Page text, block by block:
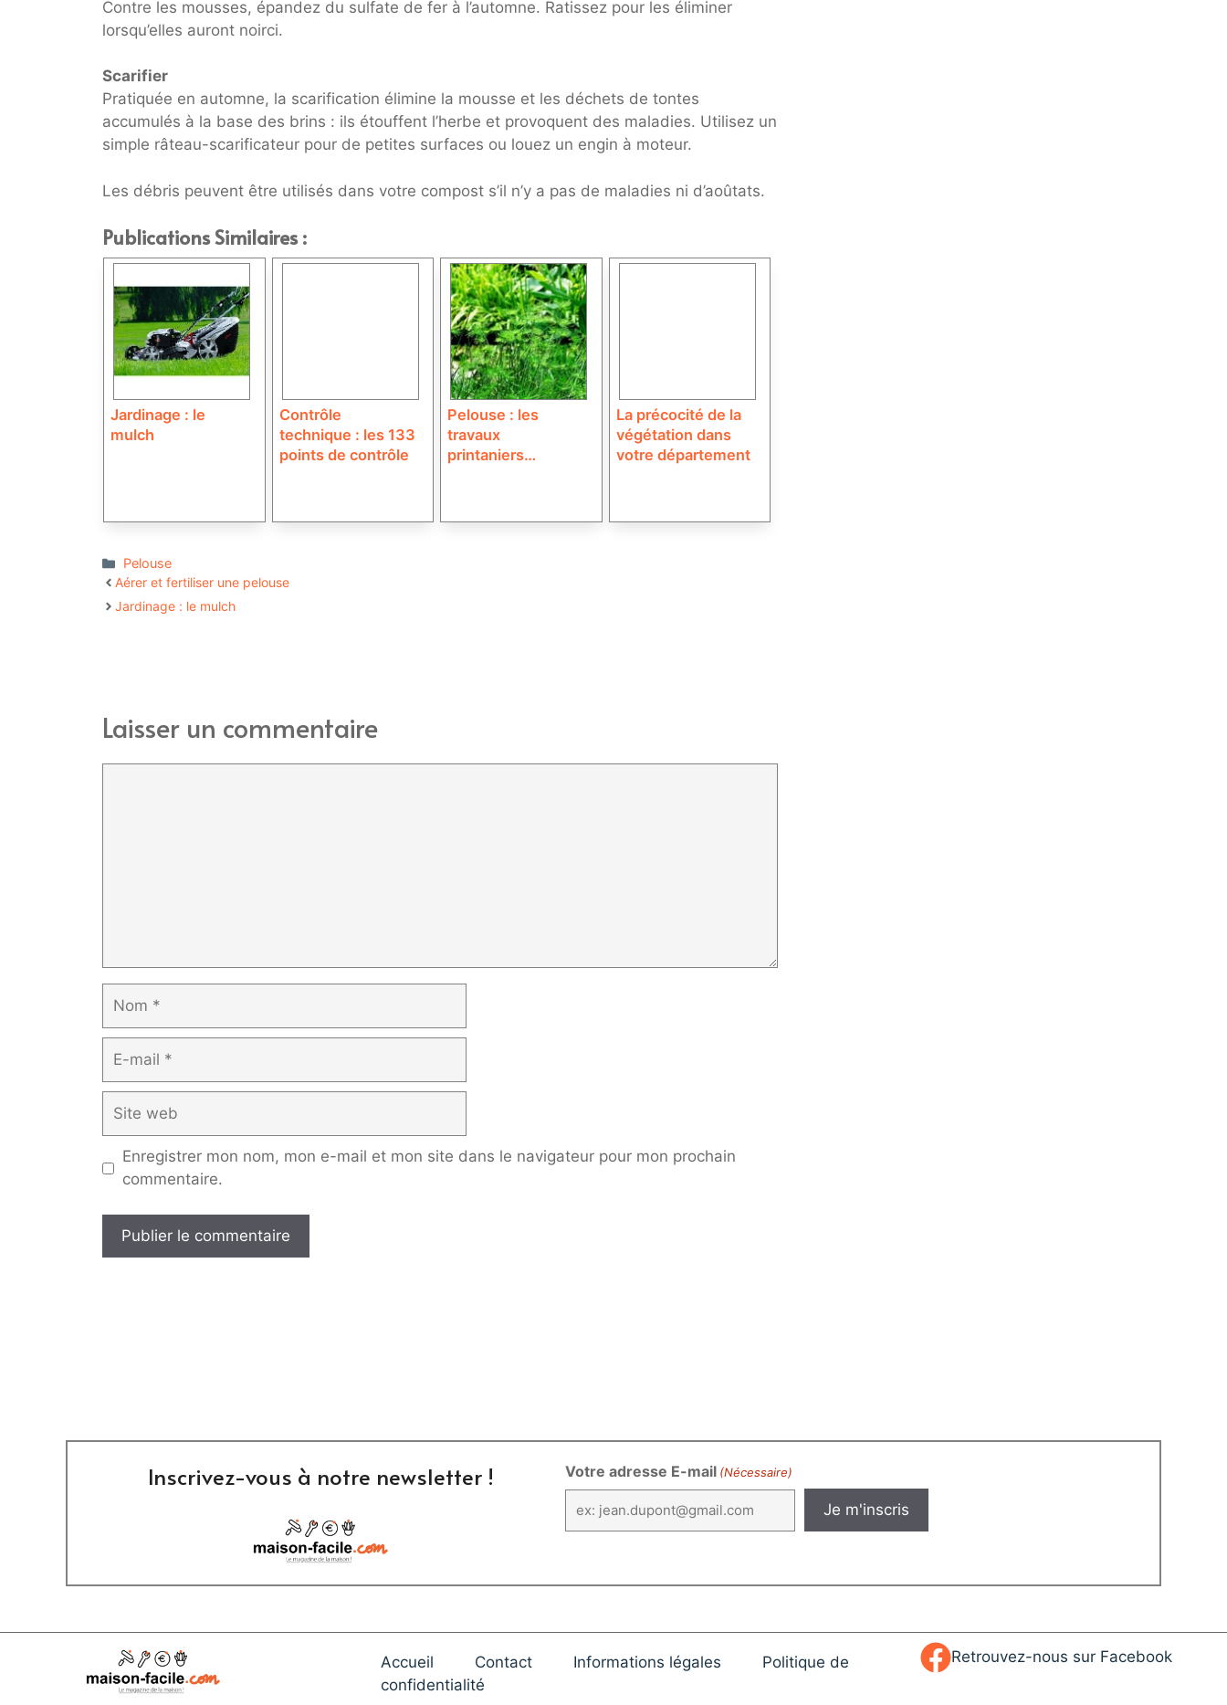
Contre les mousses, épandez du sulfate de fer à l’automne. Ratissez pour les éliminer
lorsqu’elles auront noirci.
Scarifier
Pratiquée en automne, la scarification élimine la mousse et les déchets de tontes
accumulés à la base des brins : ils étouffent l’herbe et provoquent des maladies. Utilisez un
simple râteau-scarificateur pour de petites surfaces ou louez un engin à moteur.
Les débris peuvent être utilisés dans votre compost s’il n’y a pas de maladies ni d’aoûtats.
Publications Similaires :
Jardinage : le
mulch
Contrôle
technique : les 133
points de contrôle
Pelouse : les
travaux
printaniers…
La précocité de la
végétation dans
votre département
Catégories
Pelouse
Aérer et fertiliser une pelouse
Jardinage : le mulch
Laisser un commentaire
mail
web
Enregistrer mon nom, mon e-mail et mon site dans le navigateur pour mon prochain
commentaire.
Inscrivez-vous à notre newsletter ! Votre adresse E-mail (Nécessaire)
Accueil Contact Informations légales
Politique de
confidentialité
Retrouvez-nous sur Facebook